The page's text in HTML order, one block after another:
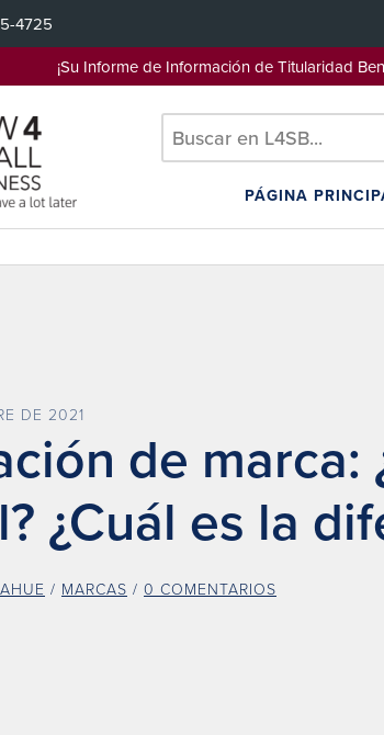
4725
¡Su Informe de Información de
PÁGINA
DE 2021
de marca:
¿Cuál es la
/ MARCAS / 0 COMENTARIOS